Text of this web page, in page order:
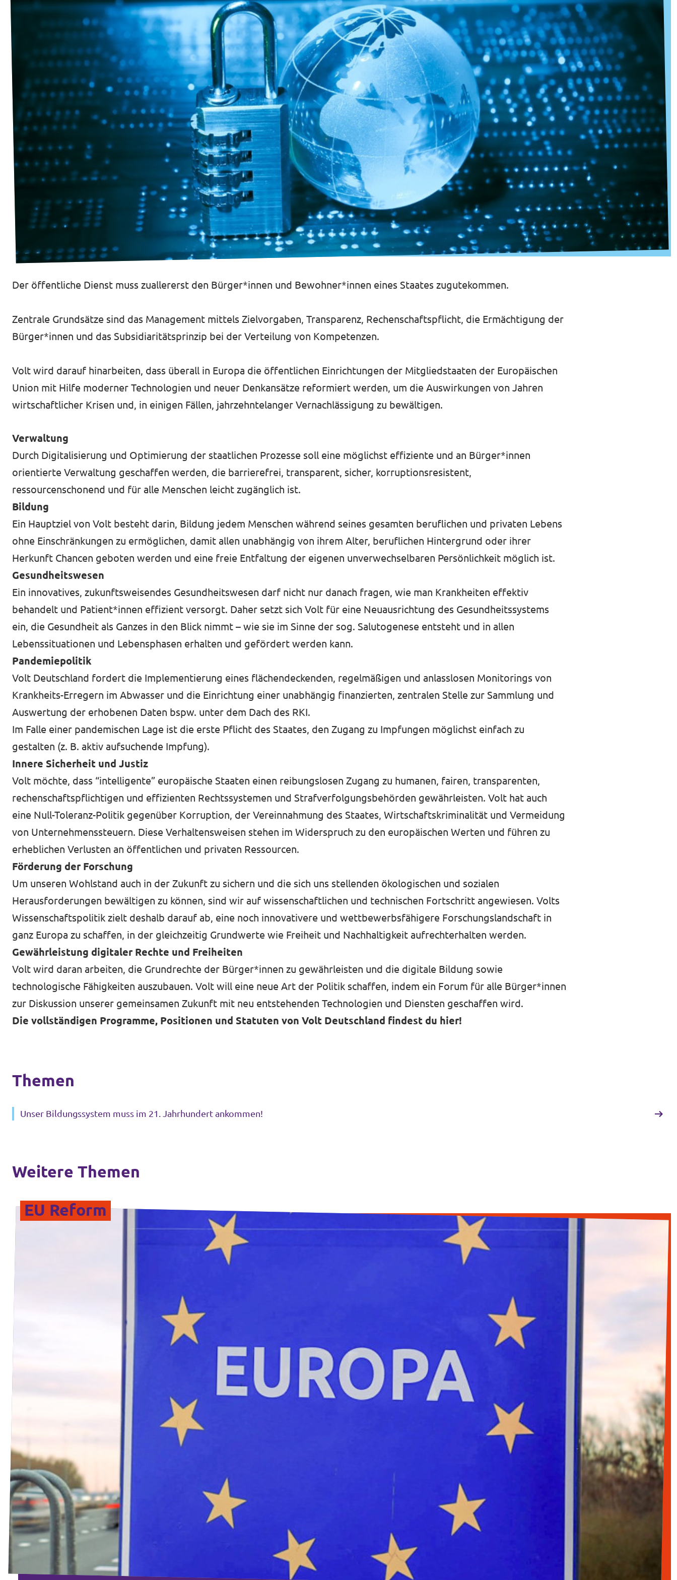
Wahlprogramm Bürgerschaftswahl
Triff uns an Infoständen!
Mache bei uns mit!
Deine Spende für Volt!
Hamburger Fraktionen
Wahlprüfsteine
Jetzt mitmachen!
Impressum
Der öffentliche Dienst muss zuallererst den Bürger*innen und Bewohner*innen eines Staates zugutekommen.
Zentrale Grundsätze sind das Management mittels Zielvorgaben, Transparenz, Rechenschaftspflicht, die Ermächtigung der
Bürger*innen und das Subsidiaritätsprinzip bei der Verteilung von Kompetenzen.
Volt wird darauf hinarbeiten, dass überall in Europa die öffentlichen Einrichtungen der Mitgliedstaaten der Europäischen
Union mit Hilfe moderner Technologien und neuer Denkansätze reformiert werden, um die Auswirkungen von Jahren
wirtschaftlicher Krisen und, in einigen Fällen, jahrzehntelanger Vernachlässigung zu bewältigen.
Verwaltung
Durch Digitalisierung und Optimierung der staatlichen Prozesse soll eine möglichst effiziente und an Bürger*innen
orientierte Verwaltung geschaffen werden, die barrierefrei, transparent, sicher, korruptionsresistent,
ressourcenschonend und für alle Menschen leicht zugänglich ist.
Bildung
Ein Hauptziel von Volt besteht darin, Bildung jedem Menschen während seines gesamten beruflichen und privaten Lebens
ohne Einschränkungen zu ermöglichen, damit allen unabhängig von ihrem Alter, beruflichen Hintergrund oder ihrer
Herkunft Chancen geboten werden und eine freie Entfaltung der eigenen unverwechselbaren Persönlichkeit möglich ist.
Gesundheitswesen
Ein innovatives, zukunftsweisendes Gesundheitswesen darf nicht nur danach fragen, wie man Krankheiten effektiv
behandelt und Patient*innen effizient versorgt. Daher setzt sich Volt für eine Neuausrichtung des Gesundheitssystems
ein, die Gesundheit als Ganzes in den Blick nimmt – wie sie im Sinne der sog. Salutogenese entsteht und in allen
Lebenssituationen und Lebensphasen erhalten und gefördert werden kann.
Pandemiepolitik
Volt Deutschland fordert die Implementierung eines flächendeckenden, regelmäßigen und anlasslosen Monitorings von
Krankheits-Erregern im Abwasser und die Einrichtung einer unabhängig finanzierten, zentralen Stelle zur Sammlung und
Auswertung der erhobenen Daten bspw. unter dem Dach des RKI.
Im Falle einer pandemischen Lage ist die erste Pflicht des Staates, den Zugang zu Impfungen möglichst einfach zu
gestalten (z. B. aktiv aufsuchende Impfung).
Innere Sicherheit und Justiz
Volt möchte, dass “intelligente” europäische Staaten einen reibungslosen Zugang zu humanen, fairen, transparenten,
rechenschaftspflichtigen und effizienten Rechtssystemen und Strafverfolgungsbehörden gewährleisten. Volt hat auch
eine Null-Toleranz-Politik gegenüber Korruption, der Vereinnahmung des Staates, Wirtschaftskriminalität und Vermeidung
von Unternehmenssteuern. Diese Verhaltensweisen stehen im Widerspruch zu den europäischen Werten und führen zu
erheblichen Verlusten an öffentlichen und privaten Ressourcen.
Förderung der Forschung
Um unseren Wohlstand auch in der Zukunft zu sichern und die sich uns stellenden ökologischen und sozialen
Herausforderungen bewältigen zu können, sind wir auf wissenschaftlichen und technischen Fortschritt angewiesen. Volts
Wissenschaftspolitik zielt deshalb darauf ab, eine noch innovativere und wettbewerbsfähigere Forschungslandschaft in
ganz Europa zu schaffen, in der gleichzeitig Grundwerte wie Freiheit und Nachhaltigkeit aufrechterhalten werden.
Gewährleistung digitaler Rechte und Freiheiten
Volt wird daran arbeiten, die Grundrechte der Bürger*innen zu gewährleisten und die digitale Bildung sowie
technologische Fähigkeiten auszubauen. Volt will eine neue Art der Politik schaffen, indem ein Forum für alle Bürger*innen
zur Diskussion unserer gemeinsamen Zukunft mit neu entstehenden Technologien und Diensten geschaffen wird.
Die vollständigen Programme, Positionen und Statuten von Volt Deutschland findest du hier!
Themen
Unser Bildungssystem muss im 21. Jahrhundert ankommen!
Weitere Themen
EU Reform